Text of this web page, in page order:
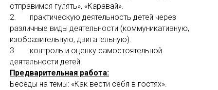
отправимся гулять», «Каравай».
2. практическую деятельность детей через
различные виды деятельности (коммуникативную,
изобразительную, двигательную).
3. контроль и оценку самостоятельной
деятельности детей.
Предварительная работа:
Беседы на темы: «Как вести себя в гостях».